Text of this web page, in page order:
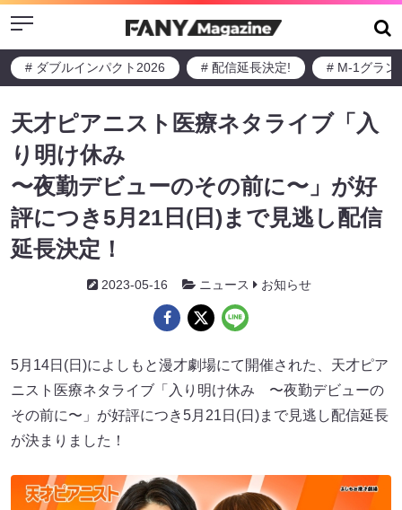
Menu
# ダブルインパクト2026 # 配信延長決定! # M-1グラン
天才ピアニスト医療ネタライブ「入
り明け休み
〜夜勤デビューのその前に〜」が好
評につき5月21日(日)まで見逃し配信
延長決定！
2023-05-16 ニュース お知らせ
5月14日(日)によしもと漫才劇場にて開催された、天才ピア
ニスト医療ネタライブ「入り明け休み 〜夜勤デビューの
その前に〜」が好評につき5月21日(日)まで見逃し配信延長
が決まりました！